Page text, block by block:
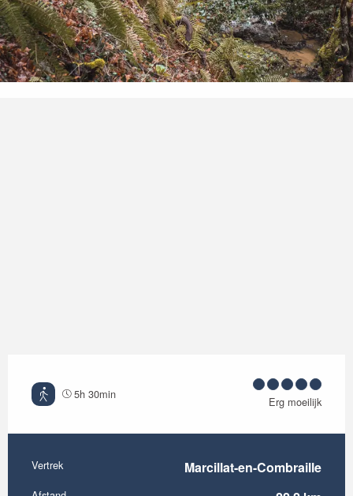
5h 30min
Erg moeilijk
Praktische informatie
Vertrek Marcillat-en-Combraille